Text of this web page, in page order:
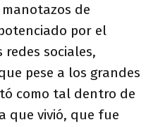
de
por el
sociales,
pese a los grandes
como tal dentro de
que vivió, que fue